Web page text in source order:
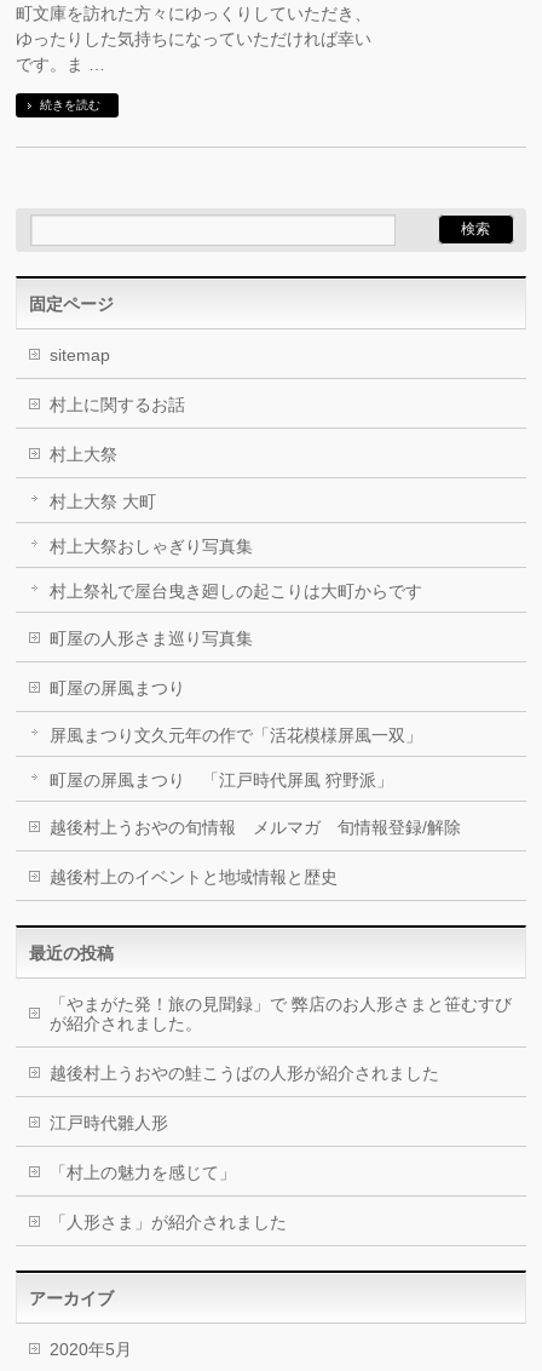
町文庫を訪れた方々にゆっくりしていただき、
ゆったりした気持ちになっていただければ幸い
です。ま …
続きを読む
固定ページ
sitemap
村上に関するお話
村上大祭
村上大祭 大町
村上大祭おしゃぎり写真集
村上祭礼で屋台曳き廻しの起こりは大町からです
町屋の人形さま巡り写真集
町屋の屏風まつり
屏風まつり文久元年の作で「活花模様屏風一双」
町屋の屏風まつり 「江戸時代屏風 狩野派」
越後村上うおやの旬情報 メルマガ 旬情報登録/解除
越後村上のイベントと地域情報と歴史
最近の投稿
「やまがた発！旅の見聞録」で 弊店のお人形さまと笹むすび
が紹介されました。
越後村上うおやの鮭こうばの人形が紹介されました
江戸時代雛人形
「村上の魅力を感じて」
「人形さま」が紹介されました
アーカイブ
2020年5月